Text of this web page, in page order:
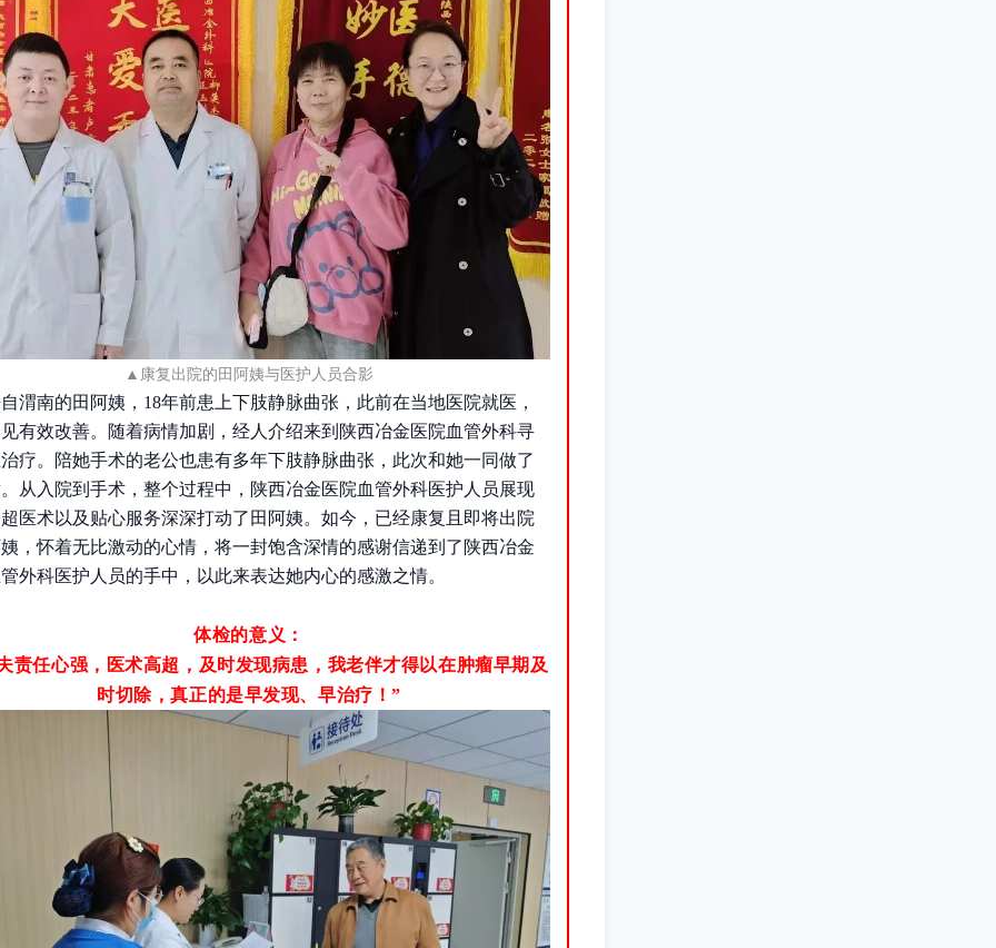
▲康复出院的田阿姨与医护人员合影
渭南的田阿姨， 18年前患上下肢静脉曲张，此前在当地医院就医，
有效改善。随着病情加剧，经人介绍来到陕西冶金医院血管外科寻
疗。陪她手术的老公也患有多年下肢静脉曲张，此次和她一同做了
从入院到手术，整个过程中，陕西冶金医院血管外科医护人员展现
医术以及贴心服务深深打动了田阿姨。如今，已经康复且即将出院
，怀着无比激动的心情，将一封饱含深情的感谢信递到了陕西冶金
外科医护人员的手中，以此来表达她内心的感激之情。
体检的意义：
责任心强，医术高超，及时发现病患，我老伴才得以在肿瘤早期及
时切除，真正的是早发现、早治疗！”